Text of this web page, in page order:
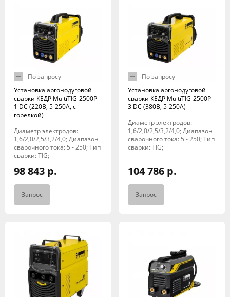
По запросу
Установка аргонодуговой
сварки КЕДР MultiTIG-2500P-
1 DC (220В, 5-250А, с
горелкой)
Диаметр электродов:
1,6/2,0/2,5/3,2/4,0; Диапазон
сварочного тока: 5 - 250; Тип
сварки: TIG;
98 843 р.
Запрос
По запросу
Установка аргонодуговой
сварки КЕДР MultiTIG-2500P-
3 DC (380В, 5-250А)
Диаметр электродов:
1,6/2,0/2,5/3,2/4,0; Диапазон
сварочного тока: 5 - 250; Тип
сварки: TIG;
104 786 р.
Запрос